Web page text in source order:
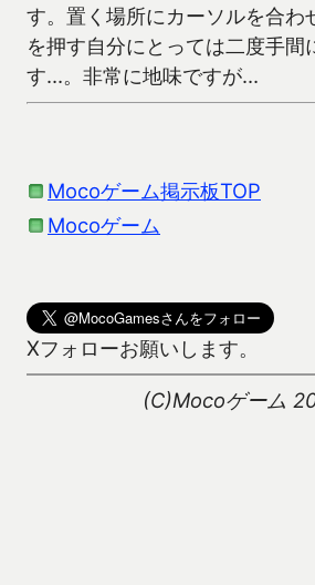
す。置く場所にカーソルを合わ
を押す自分にとっては二度手間
す…。非常に地味ですが…
Mocoゲーム掲示板TOP
Mocoゲーム
Xフォローお願いします。
(C)Mocoゲーム